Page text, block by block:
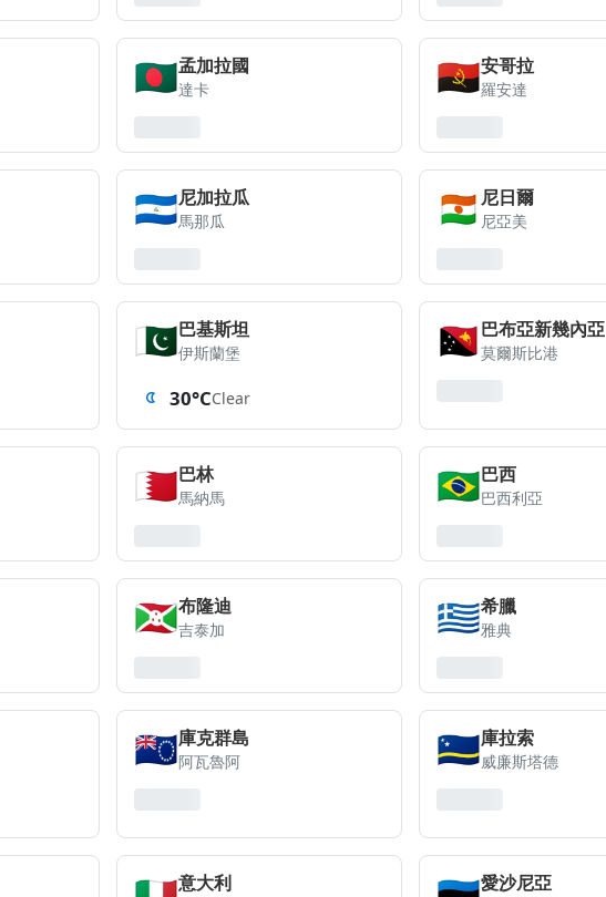
🇧🇩孟加拉國
達卡 🇦🇴安哥拉
羅安達
🇳🇮尼加拉瓜
馬那瓜 🇳🇪 尼日爾
尼亞美
🇵🇰巴基斯坦
伊斯蘭堡
30°CClear
🇵🇬巴布亞新幾內亞
莫爾斯比港
🇧🇭巴林
馬納馬 🇧🇷巴西
巴西利亞
🇧🇮布隆迪
吉泰加 🇬🇷希臘
雅典
🇨🇰庫克群島
阿瓦魯阿 🇨🇼庫拉索
威廉斯塔德
意大利 愛沙尼亞